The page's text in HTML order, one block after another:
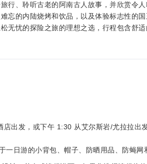
行、聆听古老的阿南古人故事，并欣赏令
忘的内陆烧烤和饮品，以及体验标志性的
无忧的探险之旅的理想之选，行程包含舒适
出发，或下午 1:30 从艾尔斯岩/尤拉拉出发
一日游的小背包、帽子、防晒用品、防蝇网